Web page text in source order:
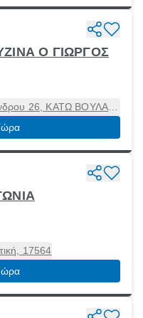
Ο ΓΙΩΡΓΟΣ
26, ΚΑΤΩ ΒΟΥΛΑ,
16673
17564